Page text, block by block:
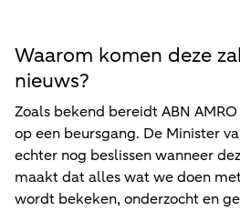
Waarom komen deze
nieuws?
Zoals bekend bereidt ABN
op een beursgang. De Minister
echter nog beslissen wanneer
maakt dat alles wat we doen
wordt bekeken, onderzocht en